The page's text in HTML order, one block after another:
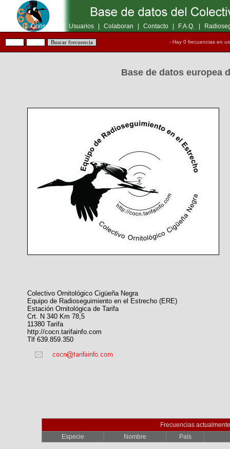
Inicio | Consultas Usuarios Colaboran Contacto F.A.Q.
. - Hay 0 frecuencias en
Base de datos europea
Colectivo Ornitológico Cigüeña Negra
Equipo de Radioseguimiento en el Estrecho (ERE)
Estación Ornitológica de Tarifa
Crt. N 340 Km 78,5
11380 Tarifa
http://cocn.tarifainfo.com
Tlf 639.859.350
Frecuencias
Especie
Nombre País